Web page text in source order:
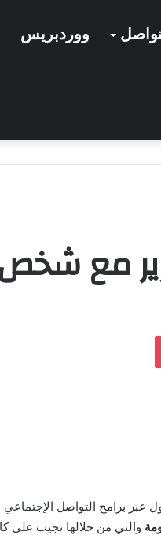
ووردبريس
مع
برامح التواصل الإجتماعي
والتي من خلالها نجيب على